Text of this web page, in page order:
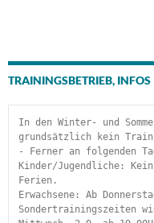
TRAININGSBETRIEB, INFOS
In den Winter- und
grundsätzlich kein
- Ferner an folgenden
Kinder/Jugendliche:
Ferien.
Erwachsene: Ab
Sondertrainingszeiten